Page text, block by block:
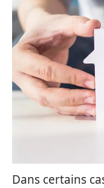
Dans certains